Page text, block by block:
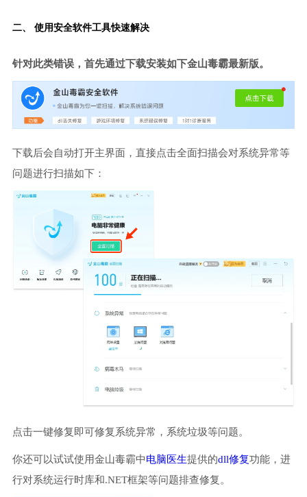
二、 使用安全软件工具快速解决
针对此类错误，首先通过下载安装如下金山毒霸最新版。
下载后会自动打开主界面，直接点击全面扫描会对系统异常等
问题进行扫描如下：
点击一键修复即可修复系统异常，系统垃圾等问题。
你还可以试试使用金山毒霸中电脑医生提供的dll修复功能，进
行对系统运行时库和.NET框架等问题排查修复。